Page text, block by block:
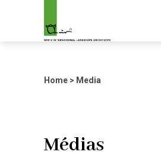
Home > Media
Médias